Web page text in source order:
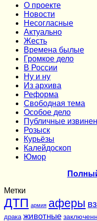
О проекте
Новости
Несогласные
Актуально
Жесть
Времена былые
Громкое дело
В России
Ну и ну
Из архива
Реформа
Cвободная тема
Особое дело
Публичные
Розыск
Курьёзы
Калейдоскоп
Юмор
Метки
ДТП армия аферы
драка животные